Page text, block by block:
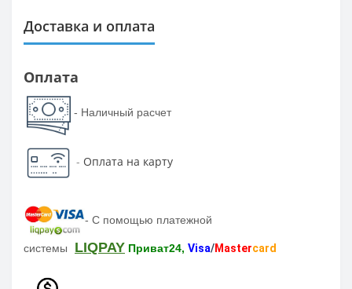
Доставка и оплата
Оплата
- Наличный расчет
- Оплата на карту
- С помощью платежной
системы LIQPAY Приват24, Visa/Mastercard